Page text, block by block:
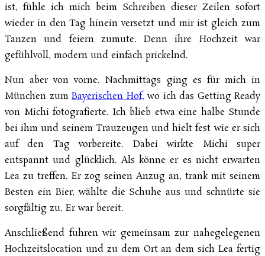
ist, fühle ich mich beim Schreiben dieser Zeilen sofort
wieder in den Tag hinein versetzt und mir ist gleich zum
Tanzen und feiern zumute. Denn ihre Hochzeit war
gefühlvoll, modern und einfach prickelnd.
Nun aber von vorne. Nachmittags ging es für mich in
München zum Bayerischen Hof, wo ich das Getting Ready
von Michi fotografierte. Ich blieb etwa eine halbe Stunde
bei ihm und seinem Trauzeugen und hielt fest wie er sich
auf den Tag vorbereite. Dabei wirkte Michi super
entspannt und glücklich. Als könne er es nicht erwarten
Lea zu treffen. Er zog seinen Anzug an, trank mit seinem
Besten ein Bier, wählte die Schuhe aus und schnürte sie
sorgfältig zu. Er war bereit.
Anschließend fuhren wir gemeinsam zur nahegelegenen
Hochzeitslocation und zu dem Ort an dem sich Lea fertig